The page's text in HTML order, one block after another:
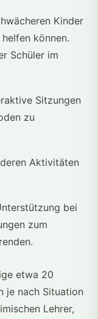
Kinder
können.
Schüler im
Sitzungen
zu
Aktivitäten
bei
zum
etwa 20
je nach Situation
Lehrer,